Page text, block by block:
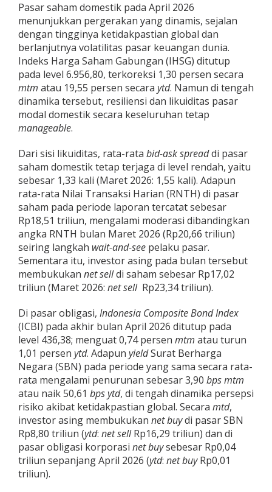
Pasar saham domestik pada April 2026
menunjukkan pergerakan yang dinamis, sejalan
dengan tingginya ketidakpastian global dan
berlanjutnya volatilitas pasar keuangan dunia.
Indeks Harga Saham Gabungan (IHSG) ditutup
pada level 6.956,80, terkoreksi 1,30 persen secara
mtm atau 19,55 persen secara ytd. Namun di tengah
dinamika tersebut, resiliensi dan likuiditas pasar
modal domestik secara keseluruhan tetap
manageable.
Dari sisi likuiditas, rata-rata bid-ask spreaddi pasar
saham domestik tetap terjaga di level rendah, yaitu
sebesar 1,33 kali (Maret 2026: 1,55 kali). Adapun
rata-rata Nilai Transaksi Harian (RNTH) di pasar
saham pada periode laporan tercatat sebesar
Rp18,51 triliun, mengalami moderasi dibandingkan
angka RNTH bulan Maret 2026 (Rp20,66 triliun)
seiring langkah wait-and-see pelaku pasar.
Sementara itu, investor asing pada bulan tersebut
membukukan net selldi saham sebesar Rp17,02
triliun (Maret 2026: netsell Rp23,34 triliun).
Di pasar obligasi, Indonesia Composite Bond Index
(ICBI) pada akhir bulan April 2026 ditutup pada
level 436,38; menguat 0,74 persen mtm atau turun
1,01 persen ytd. Adapun yieldSurat Berharga
Negara (SBN) pada periode yang sama secara rata-
rata mengalami penurunan sebesar 3,90 bpsmtm
atau naik 50,61 bpsytd, di tengah dinamika persepsi
risiko akibat ketidakpastian global. Secara mtd,
investor asing membukukan net buydi pasar SBN
Rp8,80 triliun (ytd: net sellRp16,29 triliun) dan di
pasar obligasi korporasi net buysebesar Rp0,04
triliun sepanjang April 2026 (ytd: net buyRp0,01
triliun).